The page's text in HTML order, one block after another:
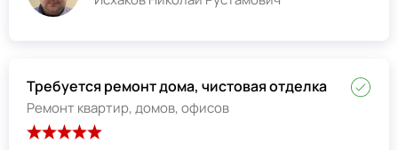
Требуется ремонт дома, чистовая отделка
Ремонт квартир, домов, офисов